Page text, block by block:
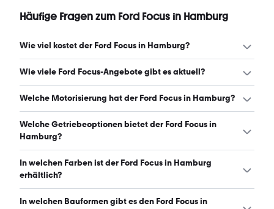
Häufige Fragen zum Ford Focus in Hamburg
Wie viel kostet der Ford Focus in Hamburg?
Ein guter Preis für einen Ford Focus in Hamburg liegt
ab 193 € monatlich. (Stand: 9.8.2026)
Wie viele Ford Focus-Angebote gibt es aktuell?
Es gibt insgesamt 433 Ford Focus bei mobile.de, davon
Welche Motorisierung hat der Ford Focus in Hamburg?
Der Ford Focus in Hamburg hat Leistungen zwischen 101
und 182 PS. (Stand: 9.8.2026)
Welche Getriebeoptionen bietet der Ford Focus in
Hamburg?
Der Ford Focus in Hamburg ist mit manuellem und
automatischem Getriebe erhältlich. (Stand: 9.8.2026)
In welchen Farben ist der Ford Focus in Hamburg
erhältlich?
Den Ford Focus in Hamburg gibt es in folgenden Farben:
In welchen Bauformen gibt es den Ford Focus in